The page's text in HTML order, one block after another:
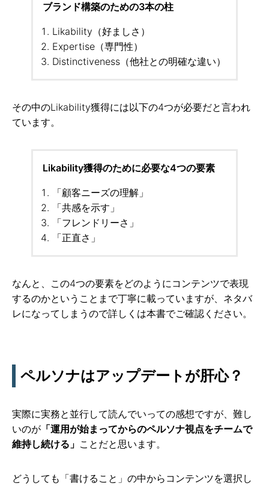
ブランド構築のための3本の柱
Likability（好ましさ）
Expertise（専門性）
Distinctiveness（他社との明確な違い）
その中のLikability獲得には以下の4つが必要だと言われ
ています。
Likability獲得のために必要な4つの要素
「顧客ニーズの理解」
「共感を示す」
「フレンドリーさ」
「正直さ」
なんと、この4つの要素をどのようにコンテンツで表現
するのかということまで丁寧に載っていますが、ネタバ
レになってしまうので詳しくは本書でご確認ください。
ペルソナはアップデートが肝心？
実際に実務と並行して読んでいっての感想ですが、難し
いのが 「運用が始まってからのペルソナ視点をチームで
維持し続ける」 ことだと思います。
どうしても「書けること」の中からコンテンツを選択し